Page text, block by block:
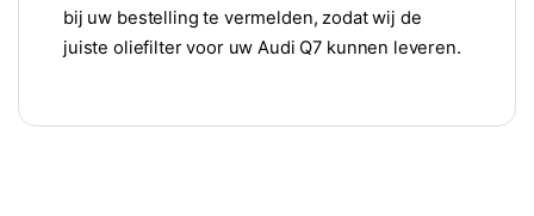
bij uw bestelling te vermelden, zodat wij de
juiste oliefilter voor uw Audi Q7 kunnen leveren.